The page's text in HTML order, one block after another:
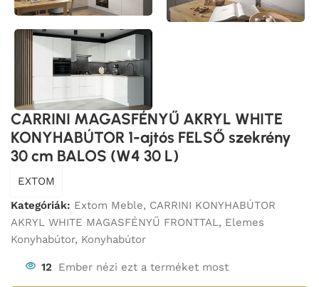
CARRINI MAGASFÉNYŰ AKRYL WHITE
KONYHABÚTOR 1-ajtós FELSŐ szekrény
30 cm BALOS (W4 30 L)
EXTOM
Kategóriák: Extom Meble, CARRINI KONYHABÚTOR
AKRYL WHITE MAGASFÉNYŰ FRONTTAL, Elemes
Konyhabútor, Konyhabútor
12 Ember nézi ezt a terméket most